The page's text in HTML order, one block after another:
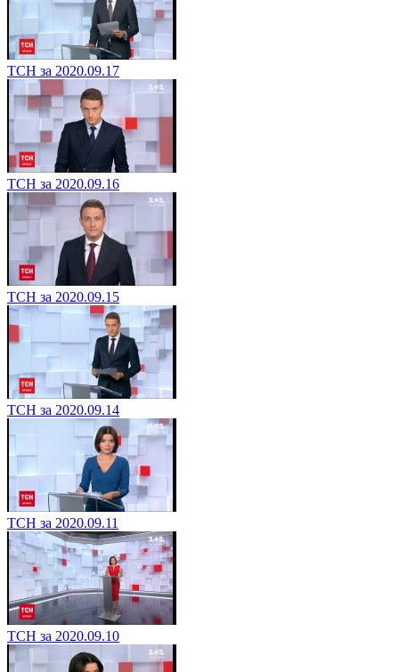
ТСН за 2020.09.17
ТСН за 2020.09.16
ТСН за 2020.09.15
ТСН за 2020.09.14
ТСН за 2020.09.11
ТСН за 2020.09.10